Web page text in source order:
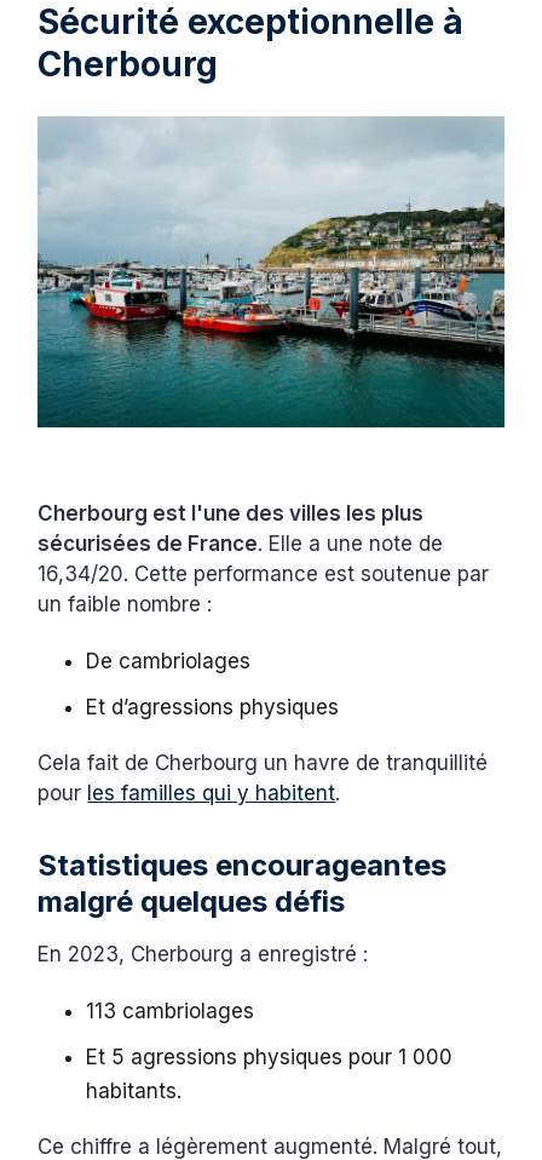
Sécurité exceptionnelle à
Cherbourg
Cherbourg est l'une des villes les plus
sécurisées de France. Elle a une note de
16,34/20. Cette performance est soutenue par
un faible nombre :
De cambriolages
Et d’agressions physiques
Cela fait de Cherbourg un havre de tranquillité
pour les familles qui y habitent.
Statistiques encourageantes
malgré quelques défis
En 2023, Cherbourg a enregistré :
113 cambriolages
Et 5 agressions physiques pour 1 000
habitants.
Ce chiffre a légèrement augmenté. Malgré tout,